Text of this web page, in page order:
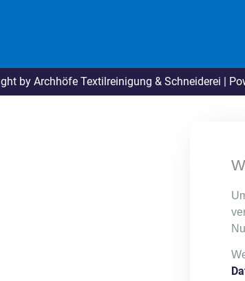
by Archhöfe Textilreinigung & Schneiderei |